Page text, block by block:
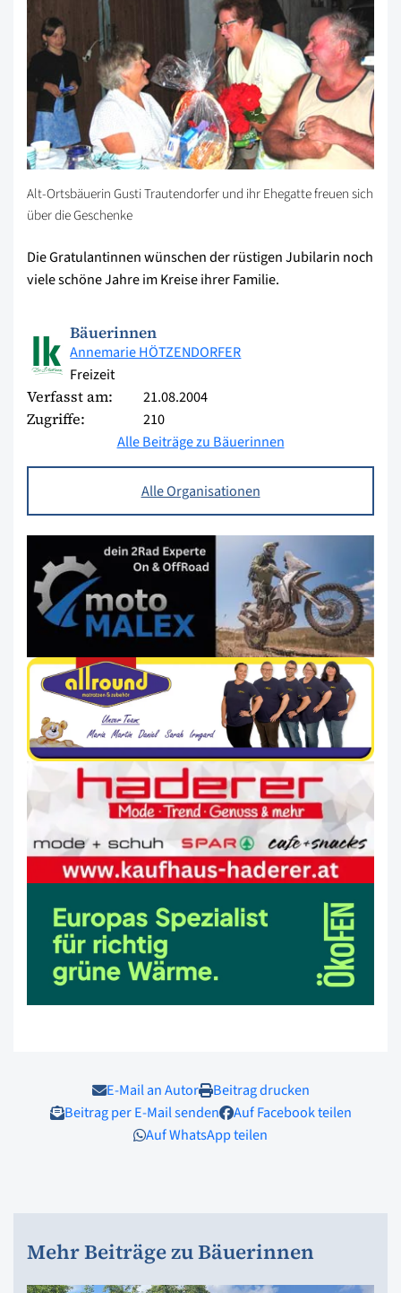
Alt-Ortsbäuerin Gusti Trautendorfer und ihr Ehegatte freuen sich
über die Geschenke
Die Gratulantinnen wünschen der rüstigen Jubilarin noch
viele schöne Jahre im Kreise ihrer Familie.
Bäuerinnen
Annemarie HÖTZENDORFER
Freizeit
Verfasst am: 21.08.2004
Zugriffe:
210
Alle Beiträge zu Bäuerinnen
Alle Organisationen
E-Mail an Autor
Beitrag drucken
Beitrag per E-Mail senden
Auf Facebook teilen
Auf WhatsApp teilen
Mehr Beiträge zu Bäuerinnen